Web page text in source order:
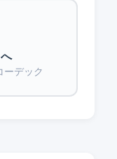
ーデック